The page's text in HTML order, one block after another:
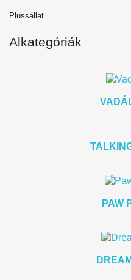
Plüssállat
Alkategóriák
PAW